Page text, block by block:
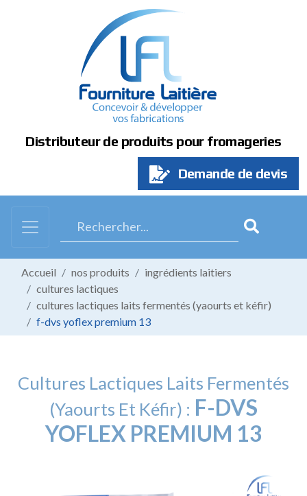
Distributeur de produits pour fromageries
Demande de devis
Accueil nos produits
ingrédients laitiers
cultures lactiques
cultures lactiques laits fermentés (yaourts et kéfir)
f-dvs yoflex premium 13
Cultures Lactiques Laits Fermentés
(yaourts Et Kéfir) : F-DVS
YOFLEX PREMIUM 13
Panneau de gestion des cookies